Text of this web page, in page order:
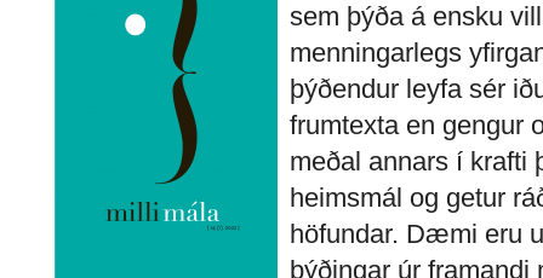
sem þýða á ensku
menningarlegs
þýðendur leyfa sér
frumtexta en gengur
meðal annars í krafti
heimsmál og getur
höfundar. Dæmi eru
þýðingar úr framandi